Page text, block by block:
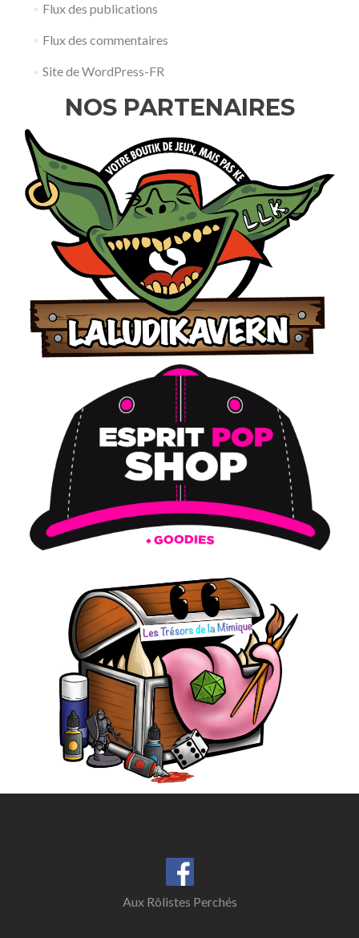
Flux des publications
Flux des commentaires
Site de WordPress-FR
NOS PARTENAIRES
Aux Rôlistes Perchés